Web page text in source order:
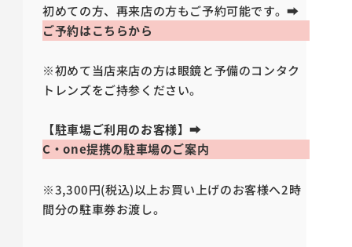
初めての方、再来店の方もご予約可能です。➡
ご予約はこちらから
※初めて当店来店の方は眼鏡と予備のコンタク
トレンズをご持参ください。
【駐車場ご利用のお客様】➡
C・one提携の駐車場のご案内
※3,300円(税込)以上お買い上げのお客様へ2時
間分の駐車券お渡し。